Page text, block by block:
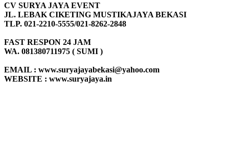
CV SURYA JAYA EVENT
JL. LEBAK CIKETING MUSTIKAJAYA BEKASI
TLP. 021-2210-5555/021-8262-2848
FAST RESPON 24 JAM
WA. 081380711975 ( SUMI )
EMAIL : www.suryajayabekasi@yahoo.com
WEBSITE : www.suryajaya.in